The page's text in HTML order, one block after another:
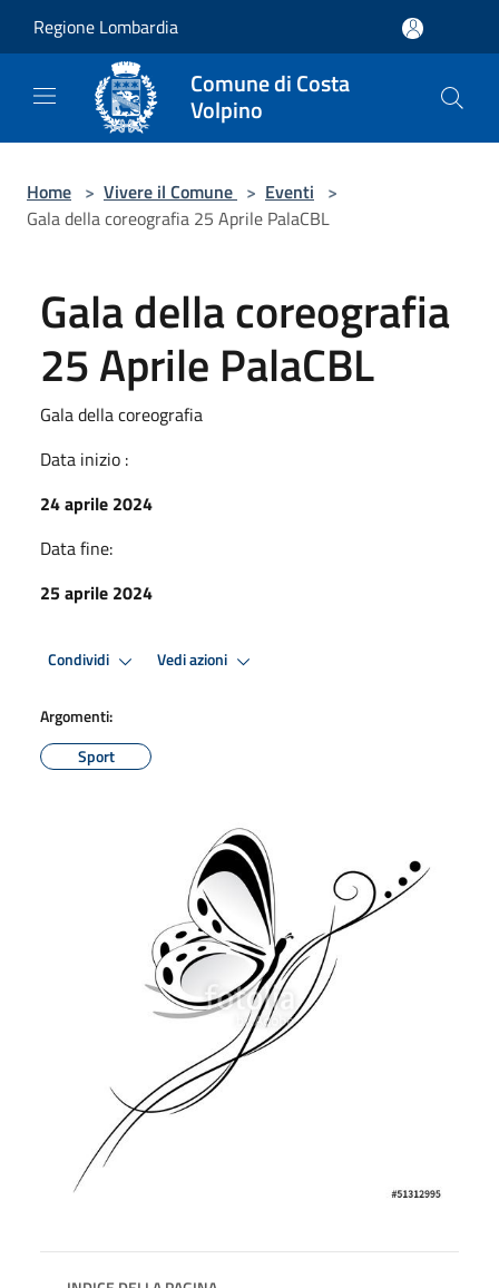
Regione Lombardia
Comune di Costa
Volpino
Home > Vivere il Comune > Eventi >
Gala della coreografia 25 Aprile PalaCBL
Gala della coreografia
25 Aprile PalaCBL
Gala della coreografia
Data inizio :
24 aprile 2024
Data fine:
25 aprile 2024
Condividi Vedi azioni
Argomenti:
Sport